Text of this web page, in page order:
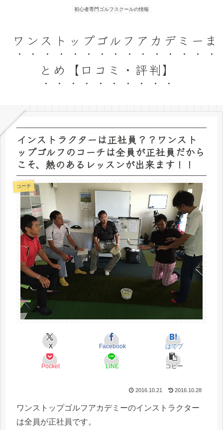
初心者専門ゴルフスクールの情報
ワンストップゴルフアカデミーま
とめ【口コミ・評判】
インストラクターは正社員？？ワンスト
ップゴルフのコーチは全員が正社員だから
こそ、熱のあるレッスンが出来ます！！
コーチ
X Facebook はてブ
Pocket LINE コピー
2016.10.21 2016.10.28
ワンストップゴルフアカデミーのインストラクター
は全員が正社員です。